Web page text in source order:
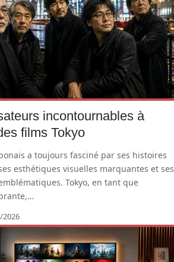
incontournables à
films Tokyo
a toujours fasciné par ses histoires
esthétiques visuelles marquantes et ses
Tokyo, en tant que
…
2026